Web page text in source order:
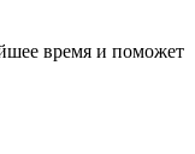
время и поможет